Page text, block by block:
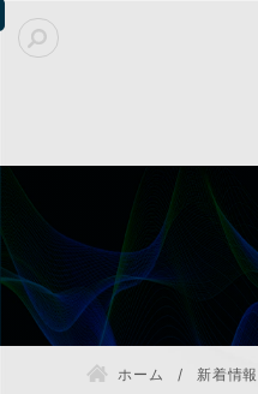
ホーム 新着情報